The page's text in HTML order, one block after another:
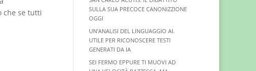
che se tutti
SULLA SUA PRECOCE CANONIZZIONE
OGGI
UN’ANALISI DEL LINGUAGGIO AI.
UTILE PER RICONOSCERE TESTI
GENERATI DA IA
SEI FERMO EPPURE TI MUOVI AD